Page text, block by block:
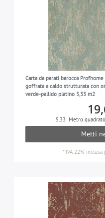
Carta da parati barocca
goffrata a caldo strutturata con
verde-pallido platino 5,33 m2
5.33 Metro quadrato
Metti
* IVA 22% inclusa